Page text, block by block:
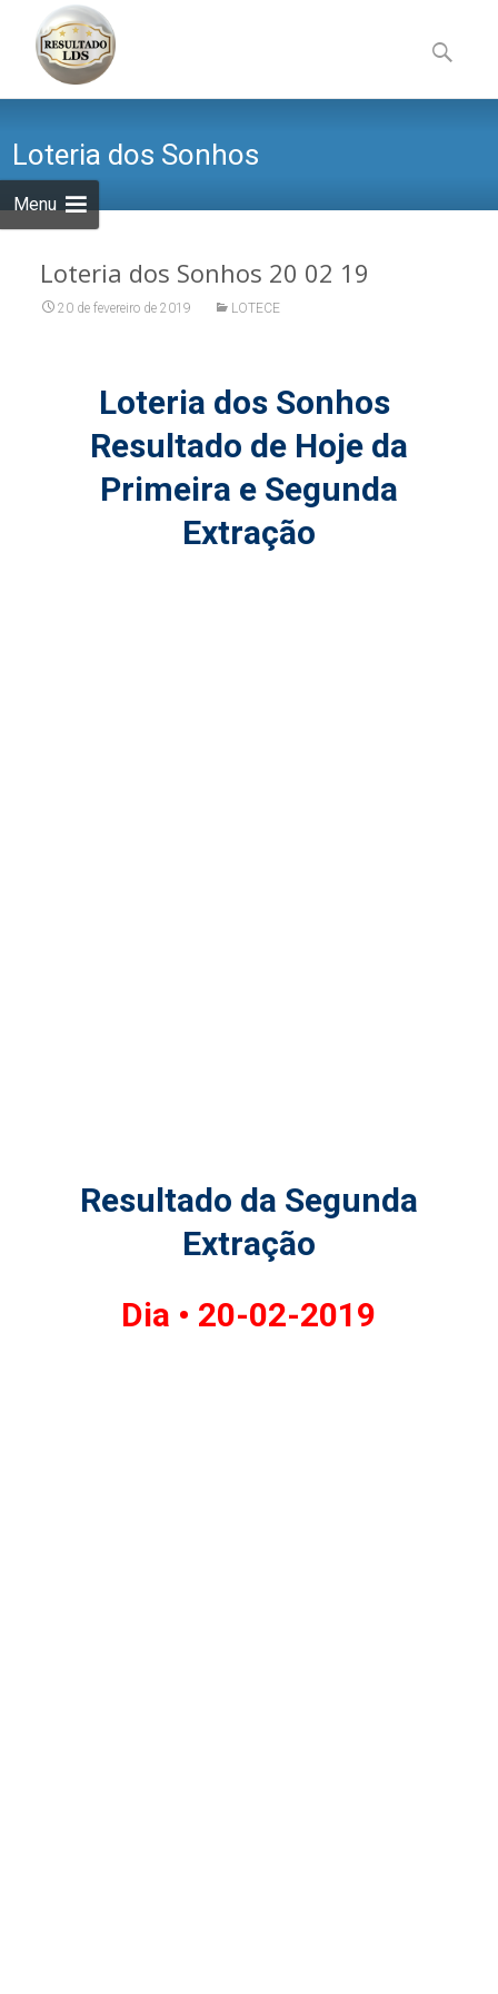
Menu
to
content
por:
Loteria dos Sonhos
Loteria dos Sonhos 20 02 19
20 de fevereiro de 2019 LOTECE
Loteria dos Sonhos
Resultado de Hoje da
Primeira e Segunda
Extração
Resultado da Segunda
Extração
Dia • 20-02-2019